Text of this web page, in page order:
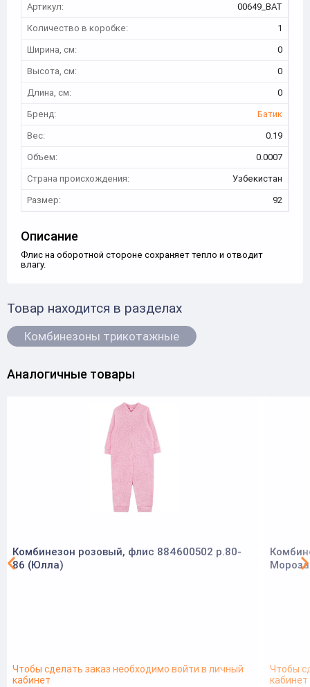
Артикул:
00649_BAT
Количество в коробке:
1
Ширина, см:
0
Высота, см:
0
Длина, см:
0
Бренд:
Батик
Вес:
0.19
Объем:
0.0007
Страна происхождения:
Узбекистан
Размер:
92
Описание
Флис на оборотной стороне сохраняет тепло и отводит
влагу.
Товар находится в разделах
Комбинезоны трикотажные
Аналогичные товары
Комбинезон розовый, флис 884600502 р.80-
86 (Юлла)
Чтобы сделать заказ необходимо войти в личный
кабинет
Чтобы
кабинет